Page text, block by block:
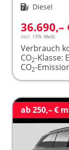
Kraftstoff Diesel
36.690,–
incl. 19% MwSt.
Verbrauch
CO2-Klasse: E
CO2-
ab 250,– €